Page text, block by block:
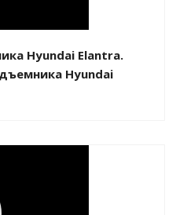
Hyundai Elantra.
Hyundai